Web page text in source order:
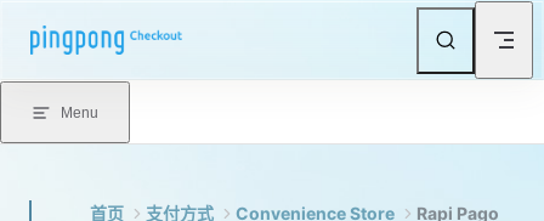
Skip to content
Menu
首页 支付方式 Convenience Store Rapi Pago